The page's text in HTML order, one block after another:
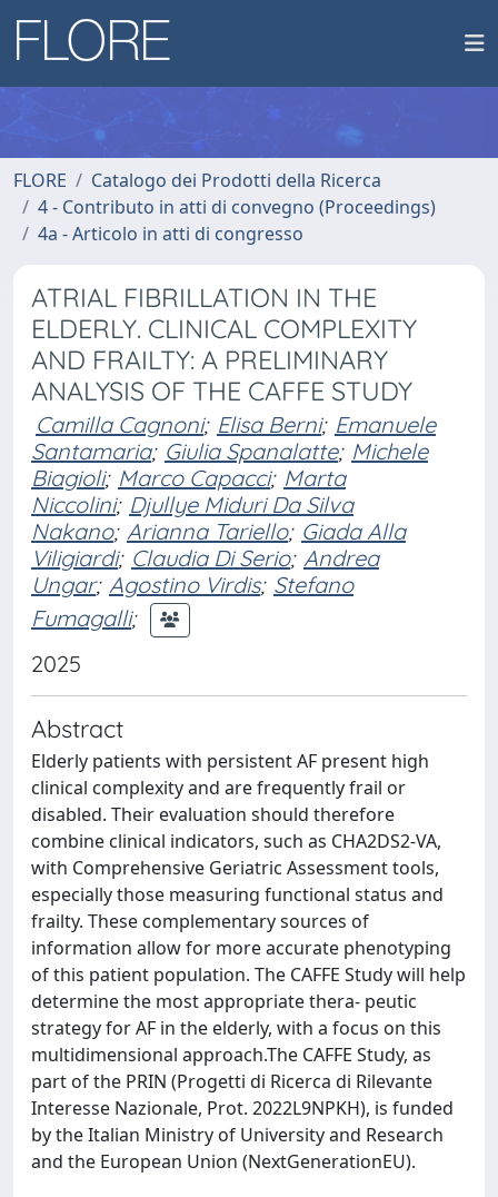
FLORE
Catalogo dei Prodotti della Ricerca
4 - Contributo in atti di convegno (Proceedings)
4a - Articolo in atti di congresso
ATRIAL FIBRILLATION IN THE
ELDERLY. CLINICAL COMPLEXITY
AND FRAILTY: A PRELIMINARY
ANALYSIS OF THE CAFFE STUDY
Camilla Cagnoni; Elisa Berni; Emanuele
Santamaria; Giulia Spanalatte; Michele
Biagioli; Marco Capacci; Marta
Niccolini; Djullye Miduri Da Silva
Nakano; Arianna Tariello; Giada Alla
Viligiardi; Claudia Di Serio; Andrea
Ungar; Agostino Virdis; Stefano
Fumagalli;
2025
Abstract
Elderly patients with persistent AF present high
clinical complexity and are frequently frail or
disabled. Their evaluation should therefore
combine clinical indicators, such as CHA2DS2-VA,
with Comprehensive Geriatric Assessment tools,
especially those measuring functional status and
frailty. These complementary sources of
information allow for more accurate phenotyping
of this patient population. The CAFFE Study will help
determine the most appropriate thera- peutic
strategy for AF in the elderly, with a focus on this
multidimensional approach.The CAFFE Study, as
part of the PRIN (Progetti di Ricerca di Rilevante
Interesse Nazionale, Prot. 2022L9NPKH), is funded
by the Italian Ministry of University and Research
and the European Union (NextGenerationEU).